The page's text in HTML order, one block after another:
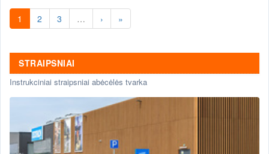
1 2 3 … › »
STRAIPSNIAI
Instrukciniai straipsniai abėcėlės tvarka